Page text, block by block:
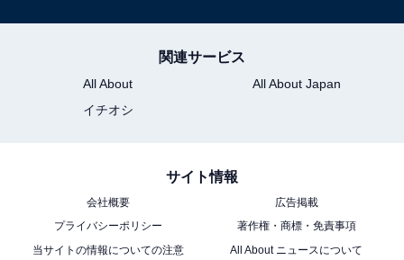
関連サービス
All About
All About Japan
イチオシ
サイト情報
会社概要
広告掲載
プライバシーポリシー
著作権・商標・免責事項
当サイトの情報についての注意
All About ニュースについて